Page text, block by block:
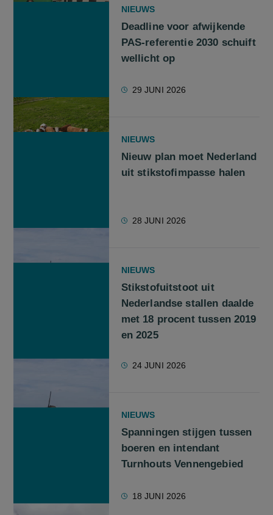
NIEUWS
Deadline voor afwijkende
PAS-referentie 2030 schuift
wellicht op
29 JUNI 2026
NIEUWS
Nieuw plan moet Nederland
uit stikstofimpasse halen
28 JUNI 2026
NIEUWS
Stikstofuitstoot uit
Nederlandse stallen daalde
met 18 procent tussen 2019
en 2025
24 JUNI 2026
NIEUWS
Spanningen stijgen tussen
boeren en intendant
Turnhouts Vennengebied
18 JUNI 2026